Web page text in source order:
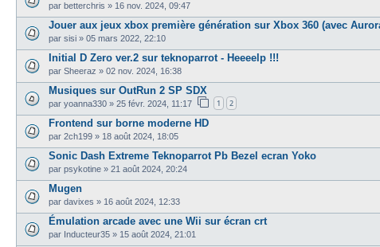
par betterchris » 16 nov. 2024, 09:47
Jouer aux jeux xbox première génération sur Xbox 360 (avec
par sisi » 05 mars 2022, 22:10
Initial D Zero ver.2 sur teknoparrot - Heeeelp !!!
par Sheeraz » 02 nov. 2024, 16:38
Musiques sur OutRun 2 SP SDX
par yoanna330 » 25 févr. 2024, 11:17 1 2
Frontend sur borne moderne HD
par 2ch199 » 18 août 2024, 18:05
Sonic Dash Extreme Teknoparrot Pb Bezel ecran Yoko
par psykotine » 21 août 2024, 20:24
Mugen
par davixes » 16 août 2024, 12:33
Émulation arcade avec une Wii sur écran crt
par Inducteur35 » 15 août 2024, 21:01